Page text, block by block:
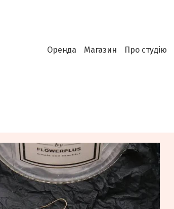
Оренда Магазин Про студію